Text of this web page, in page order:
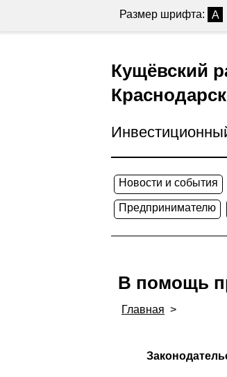
Размер шрифта: A
Кущёвский
Новости и события
Предпринимателю
В помощь
Главная >